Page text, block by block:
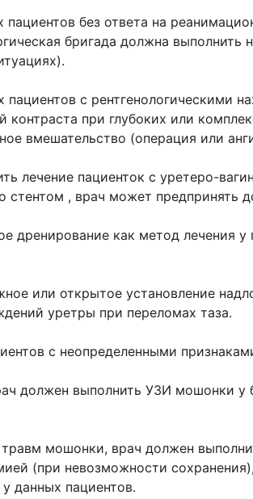
без ответа на
бригада должна выполнить
с рентгенологическими
при глубоких или
вмешательство (операция или
лечение пациенток с уретеро-
стентом , врач может предпринять
дренирование как метод
или открытое установление
уретры при переломах таза.
с неопределенными
должен выполнить УЗИ мошонки у
мошонки, врач должен
(при невозможности
данных пациентов.